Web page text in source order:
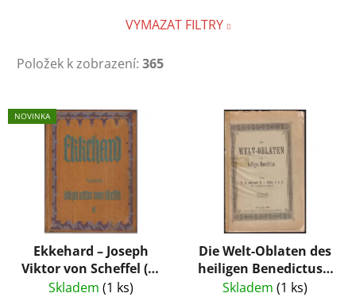
VYMAZAT FILTRY
Položek k zobrazení: 365
V
ý
NOVINKA
Ekkehard – Joseph
Viktor von Scheffel (K.
Thienemanns Verlag,
Skladem (1 ks)
Die Welt-Oblaten des
heiligen Benedictus –
Gotthard M. J. Heigl
Skladem (1 ks)